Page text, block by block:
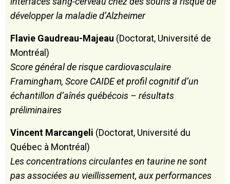
développer la maladie d’Alzheimer
Flavie Gaudreau-Majeau (Doctorat, Université de
Montréal)
Score général de risque cardiovasculaire
Framingham, Score CAIDE et profil cognitif d’un
échantillon d’aînés québécois – résultats
préliminaires
Vincent Marcangeli (Doctorat, Université du
Québec à Montréal)
Les concentrations circulantes en taurine ne sont
pas associées au vieillissement, aux performances